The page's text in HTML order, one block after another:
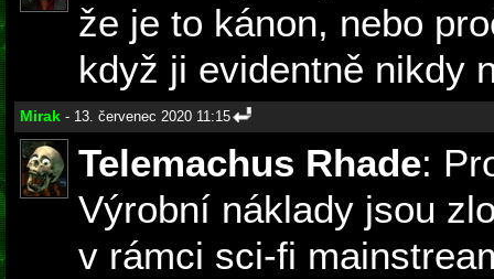
že je to kánon, nebo
když ji evidentně nikdy
Mirak - 13. červenec 2020 11:15
Telemachus Rhade:
Výrobní náklady jsou
v rámci sci-fi